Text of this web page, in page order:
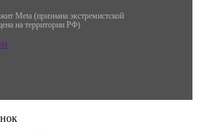
Meta (признана экстремистской
на территории РФ)